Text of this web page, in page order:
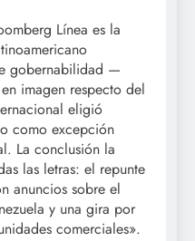
Línea es la
gobernabilidad —
imagen respecto del
eligió
como excepción
La conclusión la
las letras: el repunte
anuncios sobre el
y una gira por
comerciales».